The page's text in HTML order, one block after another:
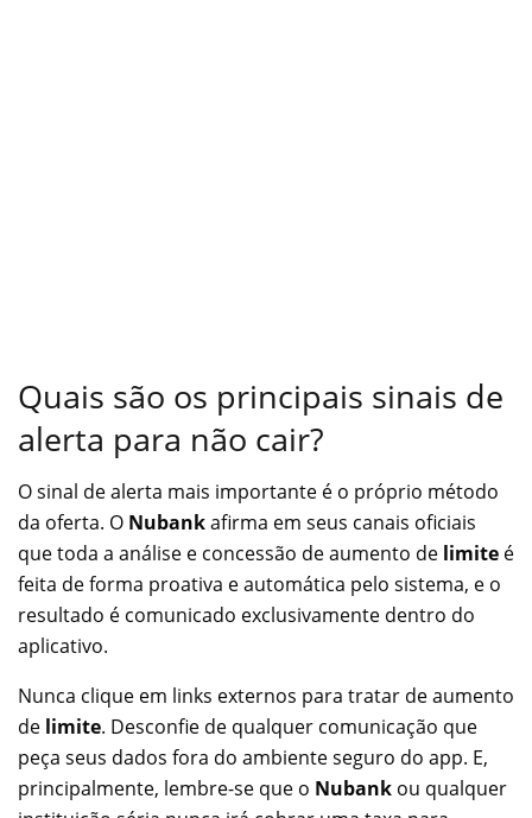
Quais são os principais sinais de
alerta para não cair?
O sinal de alerta mais importante é o próprio método
da oferta. O Nubankafirma em seus canais oficiais
que toda a análise e concessão de aumento de limite é
feita de forma proativa e automática pelo sistema, e o
resultado é comunicado exclusivamente dentro do
aplicativo.
Nunca clique em links externos para tratar de aumento
de limite. Desconfie de qualquer comunicação que
peça seus dados fora do ambiente seguro do app. E,
principalmente, lembre-se que o Nubank ou qualquer